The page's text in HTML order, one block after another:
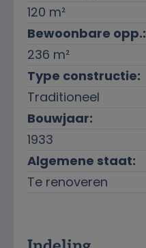
120 m²
Bewoonbare opp.:
236 m²
Type constructie:
Traditioneel
Bouwjaar:
1933
Algemene staat:
Te renoveren